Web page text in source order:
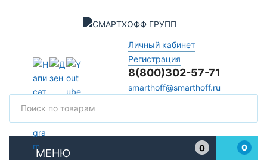
Личный кабинет
Регистрация
8(800)302-57-71
smarthoff@smarthoff.ru
МЕНЮ
0
0